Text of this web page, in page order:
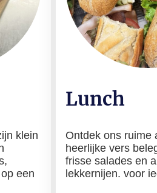
klein
een
Lunch
Ontdek ons ruime
heerlijke vers
frisse salades en
lekkernijen. voor